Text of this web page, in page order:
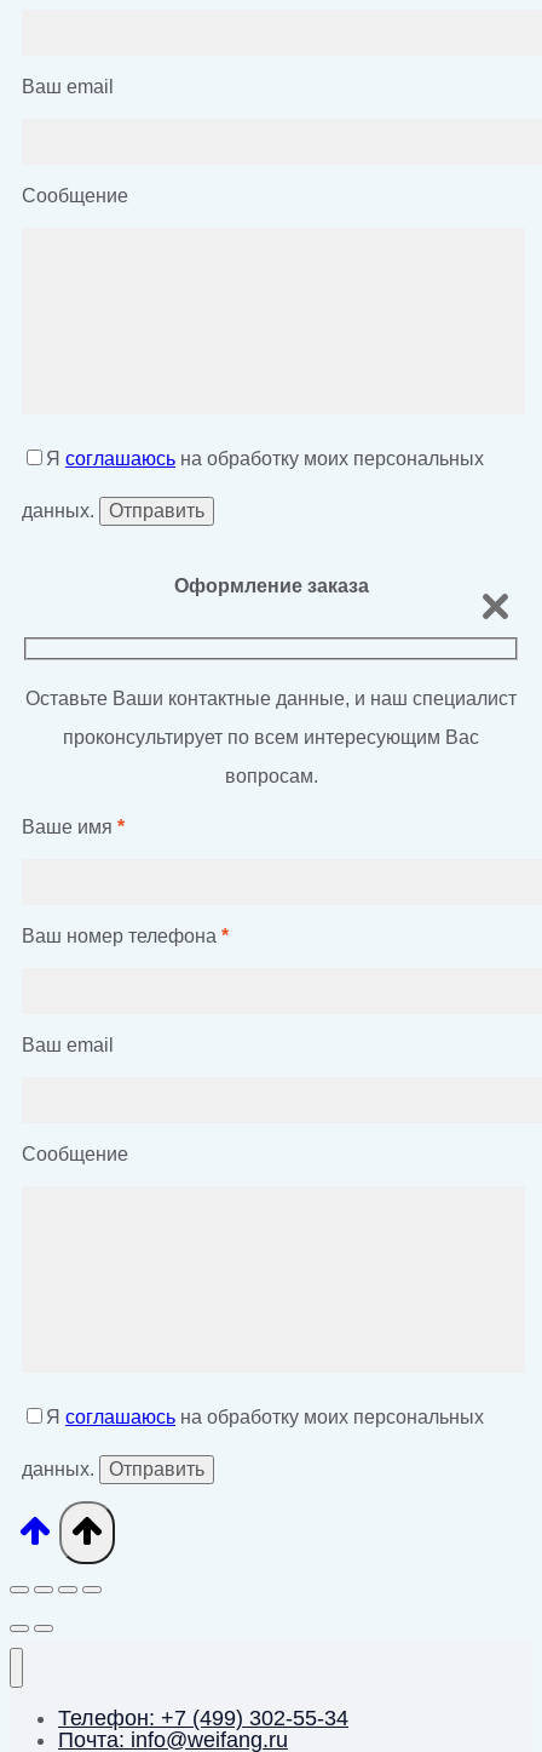
Ваш email
Сообщение
Я соглашаюсь на обработку моих персональных
данных.
Оформление заказа
Оставьте Ваши контактные данные, и наш специалист
проконсультирует по всем интересующим Вас
вопросам.
Ваше имя *
Ваш номер телефона *
Ваш email
Сообщение
Я соглашаюсь на обработку моих персональных
данных.
Телефон: +7 (499) 302-55-34
Почта: info@weifang.ru